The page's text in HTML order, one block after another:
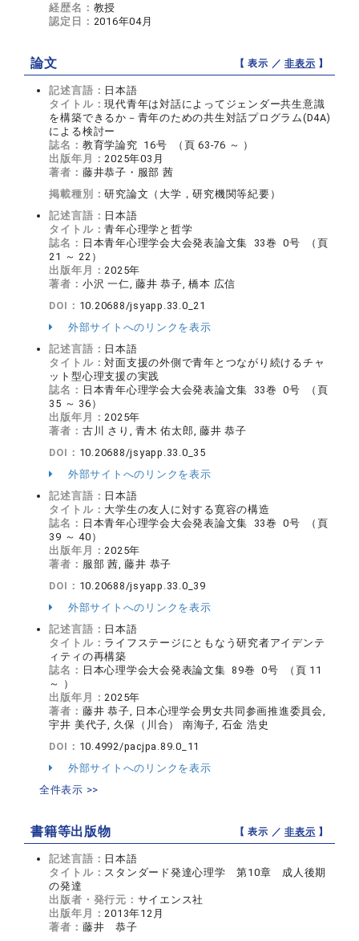
経歴名： 教授
認定日： 2016年04月
論文 【 表示 ／非表示 】
記述言語： 日本語
タイトル：現代青年は対話によってジェンダー共生意識
を構築できるか－青年のための共生対話プログラム(D4A)
による検討ー
誌名： 教育学論究 16号 （頁 63-76 ～ ）
出版年月： 2025年03月
著者： 藤井恭子・服部 茜
掲載種別：研究論文（大学，研究機関等紀要）
記述言語： 日本語
タイトル：青年心理学と哲学
誌名： 日本青年心理学会大会発表論文集 33巻 0号 （頁
21 ～ 22）
出版年月： 2025年
著者： 小沢 一仁, 藤井 恭子, 橋本 広信
DOI： 10.20688/jsyapp.33.0_21
外部サイトへのリンクを表示
記述言語： 日本語
タイトル：対面支援の外側で青年とつながり続けるチャ
ット型心理支援の実践
誌名： 日本青年心理学会大会発表論文集 33巻 0号 （頁
35 ～ 36）
出版年月： 2025年
著者： 古川 さり, 青木 佑太郎, 藤井 恭子
DOI： 10.20688/jsyapp.33.0_35
外部サイトへのリンクを表示
記述言語： 日本語
タイトル： 大学生の友人に対する寛容の構造
誌名： 日本青年心理学会大会発表論文集 33巻 0号 （頁
39 ～ 40）
出版年月： 2025年
著者： 服部 茜, 藤井 恭子
DOI： 10.20688/jsyapp.33.0_39
外部サイトへのリンクを表示
記述言語： 日本語
タイトル： ライフステージにともなう研究者アイデンテ
ィティの再構築
誌名： 日本心理学会大会発表論文集 89巻 0号 （頁 11
～ ）
出版年月： 2025年
著者： 藤井 恭子, 日本心理学会男女共同参画推進委員会,
宇井 美代子, 久保（川合） 南海子, 石金 浩史
DOI： 10.4992/pacjpa.89.0_11
外部サイトへのリンクを表示
全件表示 >>
書籍等出版物 【 表示 ／非表示 】
記述言語： 日本語
タイトル： スタンダード発達心理学 第10章 成人後期
の発達
出版者・発行元： サイエンス社
出版年月： 2013年12月
著者： 藤井 恭子